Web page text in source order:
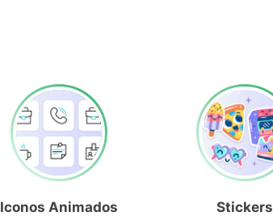
Iconos Animados Stickers